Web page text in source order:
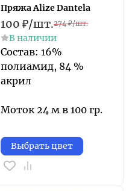
Пряжа Alize Dantela
100 ₽/шт.274 ₽/шт.
В наличии
​Состав: 16%
полиамид, 84 %
акрил
Моток 24 м в 100 гр.
Выбрать цвет